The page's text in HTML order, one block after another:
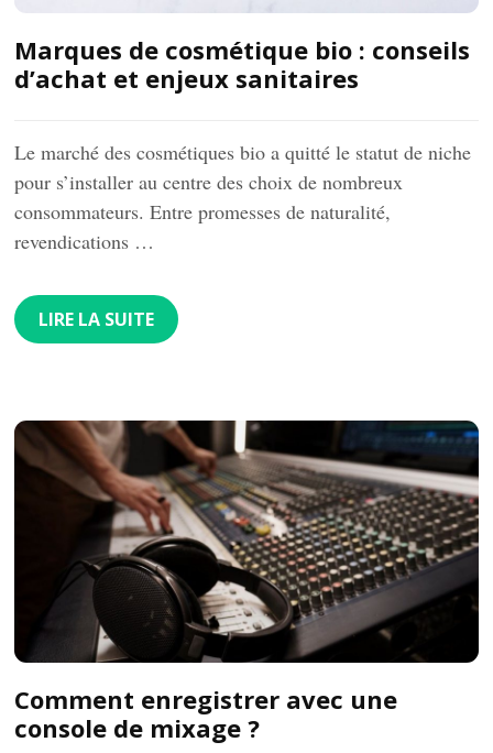
Marques de cosmétique bio : conseils
d’achat et enjeux sanitaires
Le marché des cosmétiques bio a quitté le statut de niche
pour s’installer au centre des choix de nombreux
consommateurs. Entre promesses de naturalité,
revendications …
LIRE LA SUITE
Comment enregistrer avec une
console de mixage ?